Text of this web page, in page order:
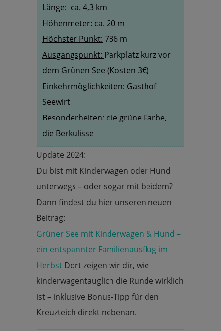
Länge: ca. 4,3 km
Höhenmeter: ca. 20 m
Höchster Punkt: 786 m
Ausgangspunkt: Parkplatz kurz vor
dem Grünen See (Kosten 3€)
Einkehrmöglichkeiten: Gasthof
Seewirt
Besonderheiten: die grüne Farbe,
die Berkulisse
Update 2024:
Du bist mit Kinderwagen oder Hund
unterwegs – oder sogar mit beidem?
Dann findest du hier unseren neuen
Beitrag:
Grüner See mit Kinderwagen & Hund –
ein entspannter Familienausflug im
Herbst Dort zeigen wir dir, wie
kinderwagentauglich die Runde wirklich
ist – inklusive Bonus-Tipp für den
Kreuzteich direkt nebenan.